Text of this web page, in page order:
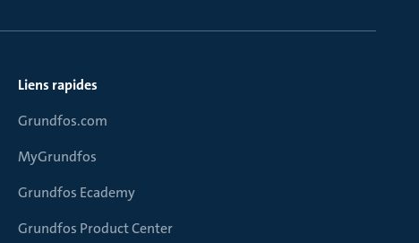
Liens rapides
Grundfos.com
MyGrundfos
Grundfos Ecademy
Grundfos Product Center